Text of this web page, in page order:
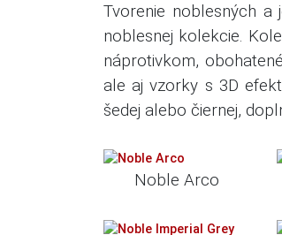
Tvorenie noblesných
noblesnej kolekcie.
náprotivkom,
ale aj vzorky s 3D
šedej alebo čiernej,
Noble Arco